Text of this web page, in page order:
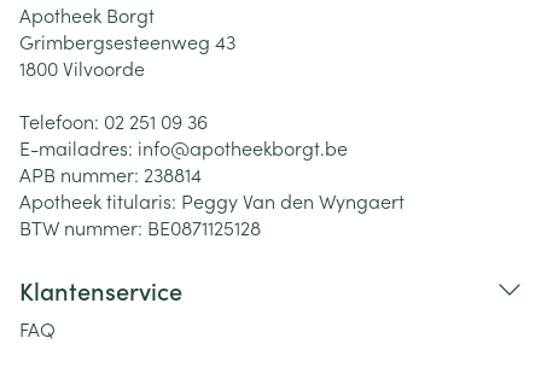
Apotheek Borgt
Grimbergsesteenweg 43
1800Vilvoorde
Telefoon: 02 251 09 36
E-mailadres: info@apotheekborgt.be
APB nummer: 238814
Apotheek titularis: Peggy Van den Wyngaert
BTW nummer: BE0871125128
Klantenservice
FAQ